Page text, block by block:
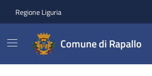
Regione Liguria
Comune di Rapallo